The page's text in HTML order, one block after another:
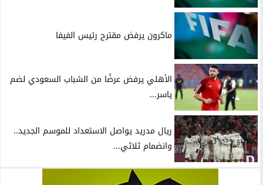
ماكرون يرفض مقترح رئيس الفيفا
الأهلي يرفض عرضًا من الشباب السعودي لضم
ياسر...
ريال مدريد يواصل الاستعداد للموسم الجديد..
وانضمام ثلاثي...